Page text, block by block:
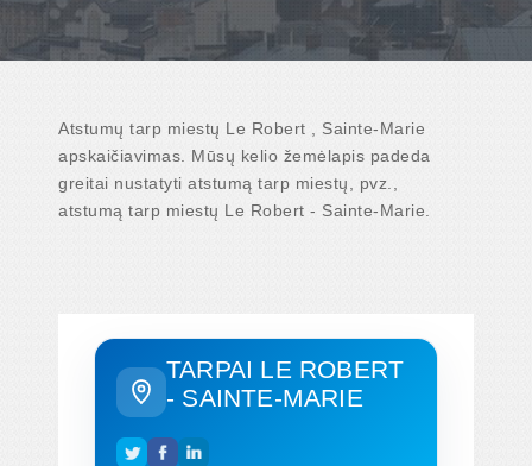
Atstumų tarp miestų Le Robert , Sainte-Marie
apskaičiavimas. Mūsų kelio žemėlapis padeda
greitai nustatyti atstumą tarp miestų, pvz.,
atstumą tarp miestų Le Robert - Sainte-Marie.
TARPAI LE ROBERT
- SAINTE-MARIE